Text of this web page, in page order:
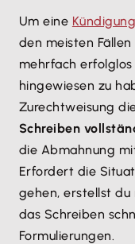
Beleidigungen,
Störung des
oder
Krankheitsfall.
Um eine Kündigung
den meisten
mehrfach
hingewiesen zu
Zurechtweisung
Schreiben
die Abmahnung
Erfordert die
gehen, erstellst
das Schreiben
Formulierungen.